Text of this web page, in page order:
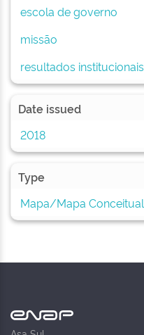
escola de governo
missão
resultados institucionais
Date issued
2018
Type
Mapa/Mapa Conceitual